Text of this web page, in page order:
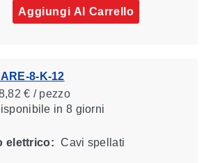
Aggiungi Al Carrello
8-K-12
€ / pezzo
in 8 giorni
elettrico: Cavi spellati